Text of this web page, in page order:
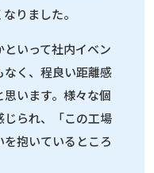
りました。
いって社内イベン
なく、程良い距離感
います。様々な個
られ、「この工場
抱いているところ